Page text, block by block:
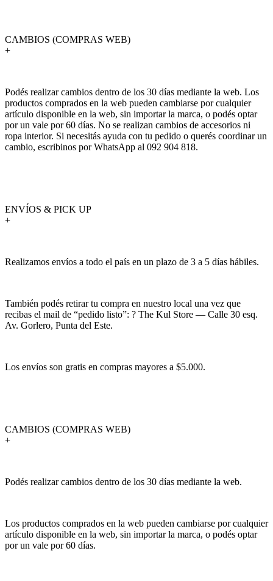
CAMBIOS (COMPRAS WEB)
+
Podés realizar cambios dentro de los 30 días mediante la web. Los
productos comprados en la web pueden cambiarse por cualquier
artículo disponible en la web, sin importar la marca, o podés optar
por un vale por 60 días. No se realizan cambios de accesorios ni
ropa interior. Si necesitás ayuda con tu pedido o querés coordinar un
cambio, escribinos por WhatsApp al 092 904 818.
ENVÍOS & PICK UP
+
Realizamos envíos a todo el país en un plazo de 3 a 5 días hábiles.
También podés retirar tu compra en nuestro local una vez que
recibas el mail de “pedido listo”: ? The Kul Store — Calle 30 esq.
Av. Gorlero, Punta del Este.
Los envíos son gratis en compras mayores a $5.000.
CAMBIOS (COMPRAS WEB)
+
Podés realizar cambios dentro de los 30 días mediante la web.
Los productos comprados en la web pueden cambiarse por cualquier
artículo disponible en la web, sin importar la marca, o podés optar
por un vale por 60 días.